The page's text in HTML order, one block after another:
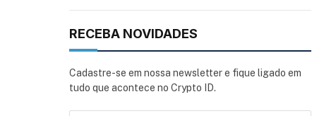
RECEBA NOVIDADES
Cadastre-se em nossa newsletter e fique ligado em
tudo que acontece no Crypto ID.